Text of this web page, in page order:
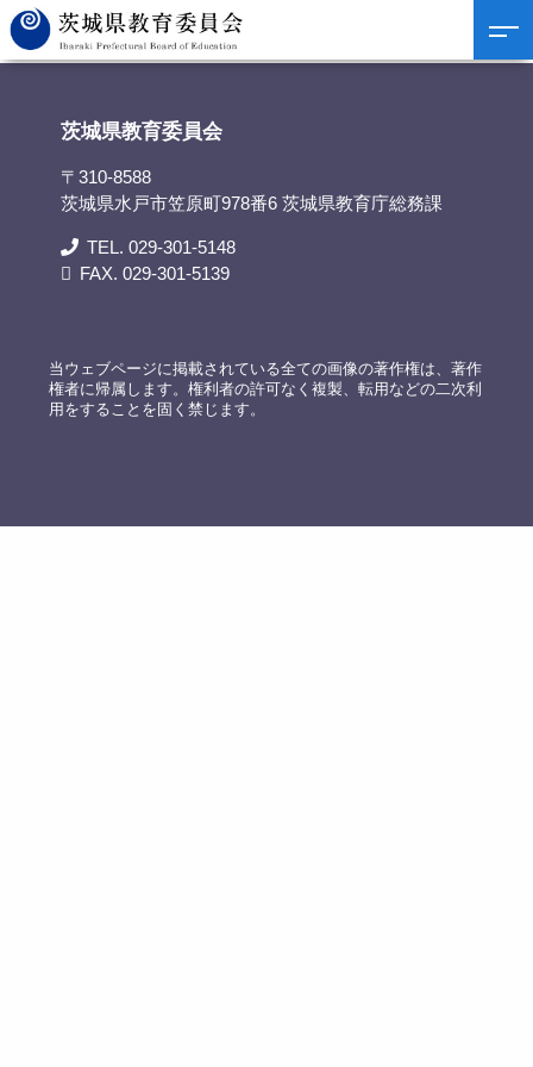
茨城県教育委員会>資料提供>県立高等学校における情報の不適切な取扱い（誤送
付）について
茨城県教育委員会
〒310-8588
茨城県水戸市笠原町978番6 茨城県教育庁総務課
TEL. 029-301-5148
FAX. 029-301-5139
当ウェブページに掲載されている全ての画像の著作権は、著作
権者に帰属します。権利者の許可なく複製、転用などの二次利
用をすることを固く禁じます。